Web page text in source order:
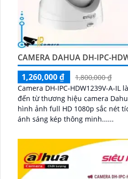
CAMERA DAHUA DH-IPC-
1,260,000 ₫
1,800,000 ₫
Camera DH-IPC-HDW1239V-A-IL
đến từ thương hiệu camera
hình ảnh full HD 1080p sắc nét
ánh sáng kép thông minh......